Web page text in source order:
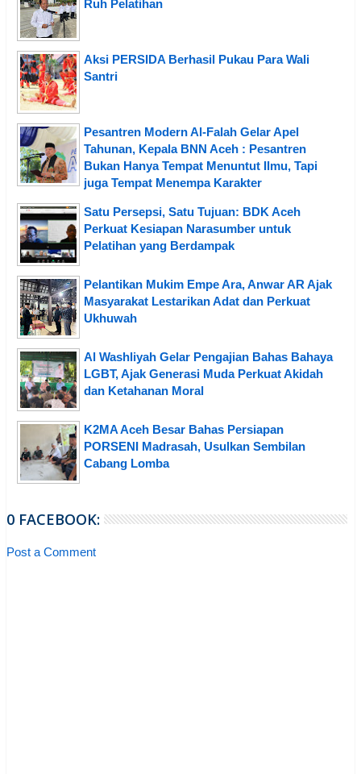
Ruh Pelatihan
Aksi PERSIDA Berhasil Pukau Para Wali
Santri
Pesantren Modern Al-Falah Gelar Apel
Tahunan, Kepala BNN Aceh : Pesantren
Bukan Hanya Tempat Menuntut Ilmu, Tapi
juga Tempat Menempa Karakter
Satu Persepsi, Satu Tujuan: BDK Aceh
Perkuat Kesiapan Narasumber untuk
Pelatihan yang Berdampak
Pelantikan Mukim Empe Ara, Anwar AR Ajak
Masyarakat Lestarikan Adat dan Perkuat
Ukhuwah
Al Washliyah Gelar Pengajian Bahas Bahaya
LGBT, Ajak Generasi Muda Perkuat Akidah
dan Ketahanan Moral
K2MA Aceh Besar Bahas Persiapan
PORSENI Madrasah, Usulkan Sembilan
Cabang Lomba
0 FACEBOOK:
Post a Comment